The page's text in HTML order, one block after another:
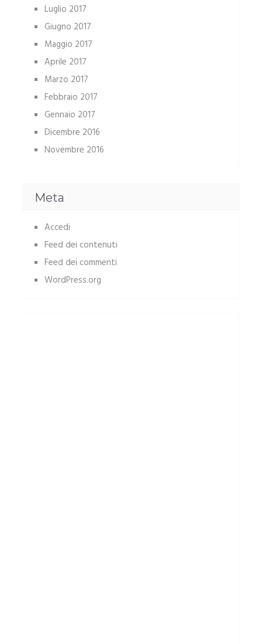
Luglio 2017
Giugno 2017
Maggio 2017
Aprile 2017
Marzo 2017
Febbraio 2017
Gennaio 2017
Dicembre 2016
Novembre 2016
Meta
Accedi
Feed dei contenuti
Feed dei commenti
WordPress.org